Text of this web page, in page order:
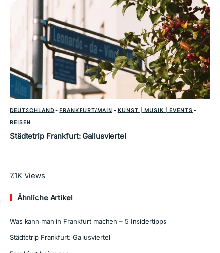
DEUTSCHLAND - FRANKFURT/MAIN - KUNST | MUSIK | EVENTS -
REISEN
Städtetrip Frankfurt: Gallusviertel
Mehr lesen
7.1K Views
Ähnliche Artikel
Was kann man in Frankfurt machen – 5 Insidertipps
Städtetrip Frankfurt: Gallusviertel